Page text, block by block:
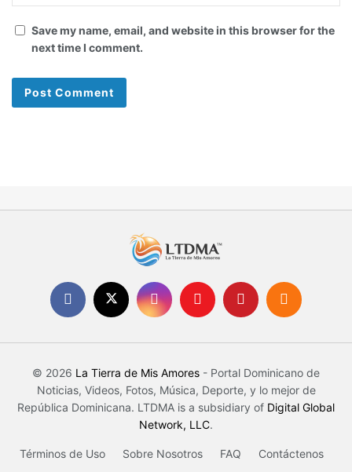
Save my name, email, and website in this browser for the
next time I comment.
© 2026 La Tierra de Mis Amores - Portal Dominicano de
Noticias, Videos, Fotos, Música, Deporte, y lo mejor de
República Dominicana. LTDMA is a subsidiary of Digital Global
Network, LLC.
Términos de Uso Sobre Nosotros FAQ Contáctenos